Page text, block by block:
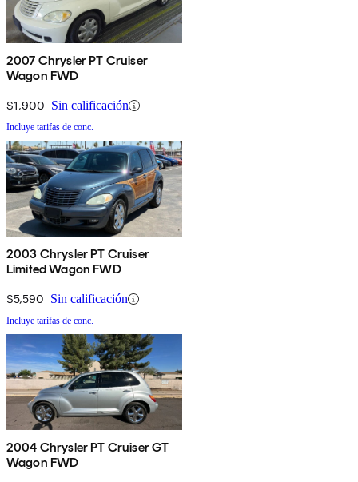
2007 Chrysler PT Cruiser
Wagon FWD
$1,900 Sin calificación
Incluye tarifas de conc.
2003 Chrysler PT Cruiser
Limited Wagon FWD
$5,590 Sin calificación
Incluye tarifas de conc.
2004 Chrysler PT Cruiser GT
Wagon FWD